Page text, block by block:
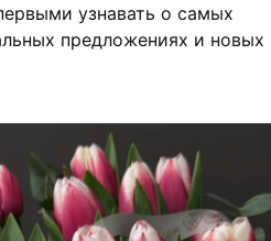
узнавать о самых
предложениях и новых